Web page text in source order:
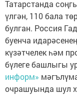
Татарстанда
үлгән, 110 бала
булган. Россия
буенча
күзәтчелек һәм
бүлеге башлыгы
информ»
очрашуында шул